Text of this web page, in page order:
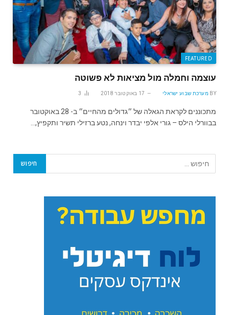
FEATURED
עוצמה וחמלה מול מציאות לא פשוטה
BY מערכת שבוע ישראלי 17 באוקטובר 2018 3
מתכוננים לקראת הגאלה של ״גדולים מהחיים״ ב- 28 באוקטובר
בבוורלי הילס – גורי אלפי יבדר וינחה, נטע ברזילי תשיר ותקפיץ,…